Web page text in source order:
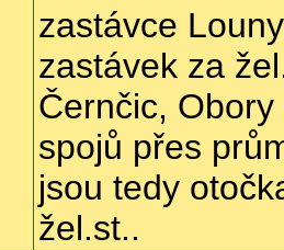
zastávce
zastávek za
Černčic,
spojů přes
jsou tedy
žel.st..